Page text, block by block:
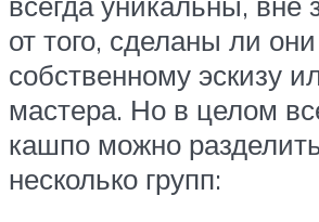
от того, сделаны ли
собственному эскизу
мастера. Но в целом
кашпо можно
несколько групп: